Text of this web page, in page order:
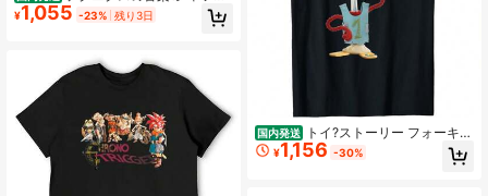
ップスtシャツクリスマス日無地カミ
ーサ綿男性トップtシャツクラシック
¥1,055 -23% 残り3日
国内発送
トイ?ストーリー フォーキー
バスケットボール Tシャツ
¥1,156 -30%